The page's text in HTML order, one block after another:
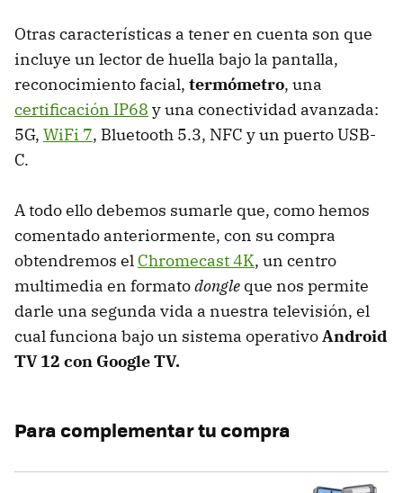
Otras características a tener en cuenta son que
incluye un lector de huella bajo la pantalla,
reconocimiento facial, termómetro, una
certificación IP68 y una conectividad avanzada:
5G, WiFi 7, Bluetooth 5.3, NFC y un puerto USB-
C.
A todo ello debemos sumarle que, como hemos
comentado anteriormente, con su compra
obtendremos el Chromecast 4K, un centro
multimedia en formatodongle que nos permite
darle una segunda vida a nuestra televisión, el
cual funciona bajo un sistema operativoAndroid
TV 12 con Google TV.
Para complementar tu compra